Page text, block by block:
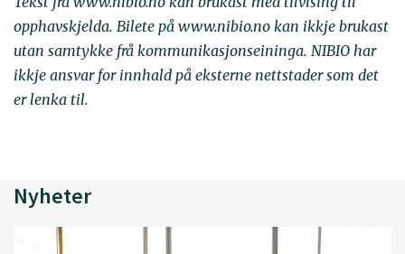
opphavskjelda. Bilete på www.nibio.no kan ikkje brukast
utan samtykke frå kommunikasjonseininga. NIBIO har
ikkje ansvar for innhald på eksterne nettstader som det
er lenka til.
Nyheter